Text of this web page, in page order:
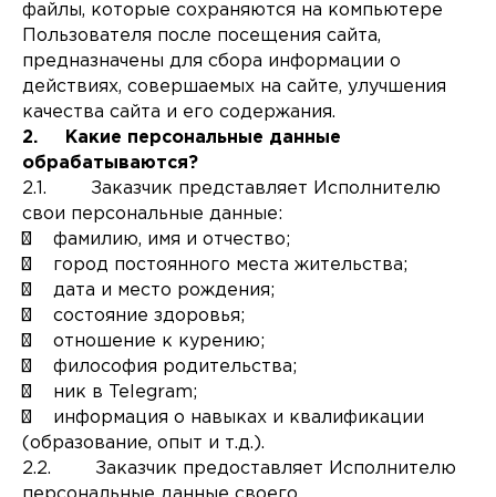
файлы, которые сохраняются на компьютере
Пользователя после посещения сайта,
предназначены для сбора информации о
действиях, совершаемых на сайте, улучшения
качества сайта и его содержания.
2. Какие персональные данные
обрабатываются?
2.1. Заказчик представляет Исполнителю
свои персональные данные:
¾ фамилию, имя и отчество;
¾ город постоянного места жительства;
¾ дата и место рождения;
¾ состояние здоровья;
¾ отношение к курению;
¾ философия родительства;
¾ ник в Telegram;
¾ информация о навыках и квалификации
(образование, опыт и т.д.).
2.2. Заказчик предоставляет Исполнителю